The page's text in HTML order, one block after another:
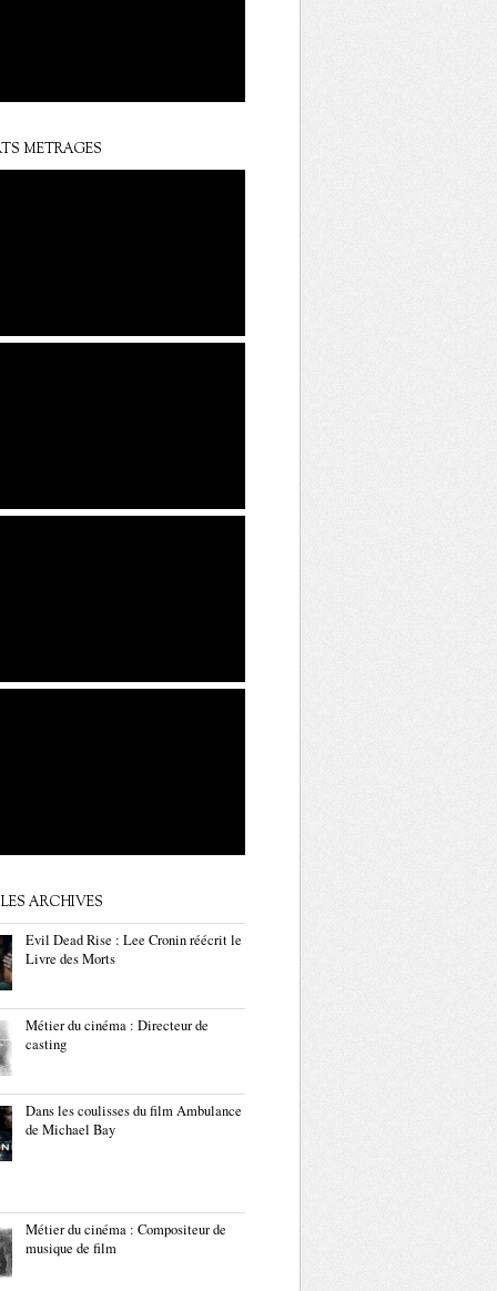
METRAGES
ARCHIVES
Evil Dead Rise : Lee Cronin réécrit le
Livre des Morts
Métier du cinéma : Directeur de
casting
Dans les coulisses du film Ambulance
de Michael Bay
Métier du cinéma : Compositeur de
musique de film